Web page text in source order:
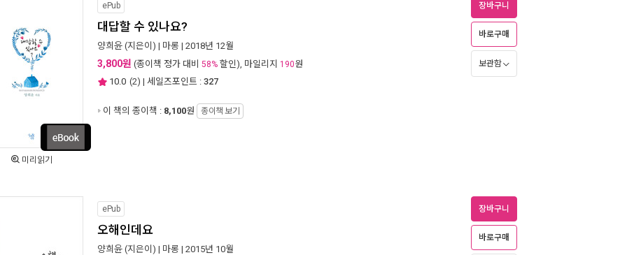
미리읽기
ePub
대답할 수 있나요?
양희윤 (지은이) | 마롱 | 2018년 12월
3,800원 (종이책 정가 대비 58% 할인), 마일리지 190원
10.0 (2) | 세일즈포인트 : 327
이 책의 종이책 : 8,100원 종이책 보기
장바구니
바로구매
보관함
ePub
오해인데요
양희윤 (지은이) | 마롱 | 2015년 10월
장바구니
바로구매